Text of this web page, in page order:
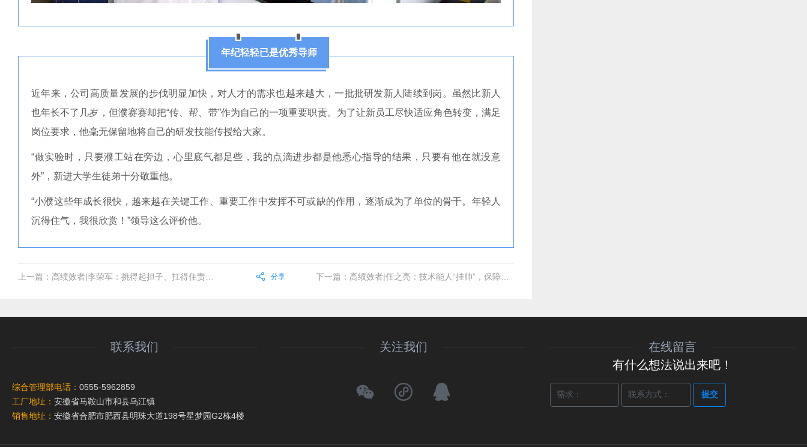
年纪轻轻已是优秀导师
近年来，公司高质量发展的步伐明显加快，对人才的需求也越来越大，一批批研发新人陆续到岗。虽然比新人
也年长不了几岁，但濮赛赛却把“传、帮、带”作为自己的一项重要职责。为了让新员工尽快适应角色转变，满足
岗位要求，他毫无保留地将自己的研发技能传授给大家。
“做实验时，只要濮工站在旁边，心里底气都足些，我的点滴进步都是他悉心指导的结果，只要有他在就没意
外”，新进大学生徒弟十分敬重他。
“小濮这些年成长很快，越来越在关键工作、重要工作中发挥不可或缺的作用，逐渐成为了单位的骨干。年轻人
沉得住气，我很欣赏！”领导这么评价他。
上一篇： 高绩效者|李荣军：挑得起担子、扛得住责任、拿得下任务！ 分享 下一篇： 高绩效者|任之亮：技术能人“挂帅”，保障动力澎湃坚决完成保供任务
联系我们
综合管理部电话： 0555-5962859
工厂地址： 安徽省马鞍山市和县乌江镇
销售地址： 安徽省合肥市肥西县明珠大道198号星梦园G2栋4楼
关注我们
在线留言
有什么想法说出来吧！